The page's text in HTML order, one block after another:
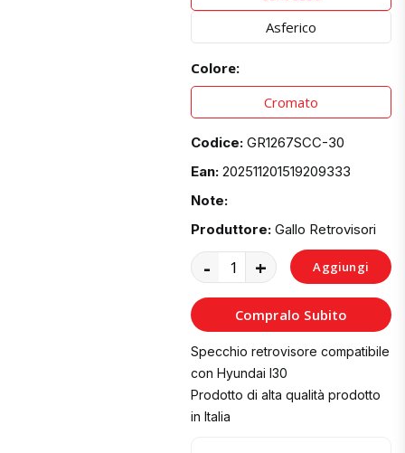
Asferico
Colore:
Cromato
Codice: GR1267SCC-30
Ean: 202511201519209333
Note:
Produttore: Gallo Retrovisori
- + Aggiungi
al
Carrello
Compralo Subito
Specchio retrovisore compatibile
con Hyundai I30
Prodotto di alta qualità prodotto
in Italia